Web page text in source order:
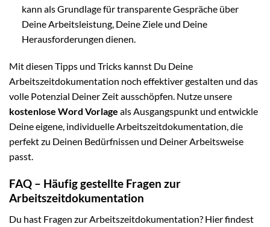
kann als Grundlage für transparente Gespräche über
Deine Arbeitsleistung, Deine Ziele und Deine
Herausforderungen dienen.
Mit diesen Tipps und Tricks kannst Du Deine
Arbeitszeitdokumentation noch effektiver gestalten und das
volle Potenzial Deiner Zeit ausschöpfen. Nutze unsere
kostenlose Word Vorlage als Ausgangspunkt und entwickle
Deine eigene, individuelle Arbeitszeitdokumentation, die
perfekt zu Deinen Bedürfnissen und Deiner Arbeitsweise
passt.
FAQ – Häufig gestellte Fragen zur
Arbeitszeitdokumentation
Du hast Fragen zur Arbeitszeitdokumentation? Hier findest